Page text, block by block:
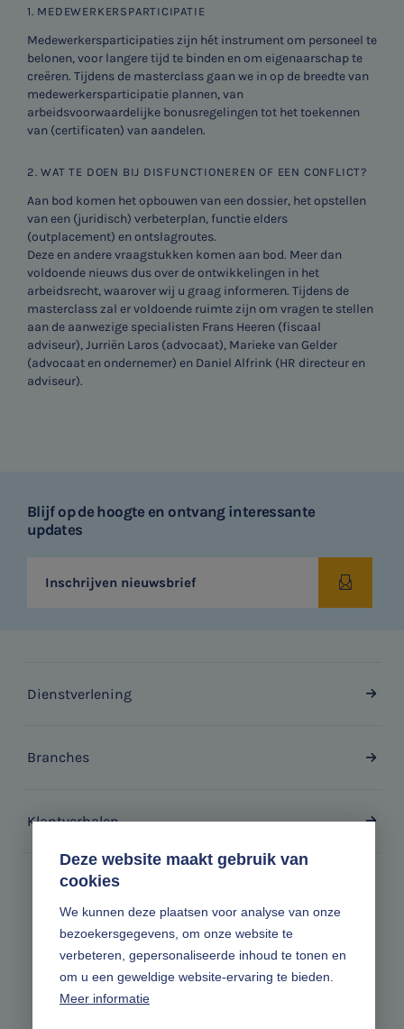
Deze website maakt gebruik van
cookies
We kunnen deze plaatsen voor analyse van onze
bezoekersgegevens, om onze website te
verbeteren, gepersonaliseerde inhoud te tonen en
om u een geweldige website-ervaring te bieden.
Meer informatie
HR Advies
Agro
Vacatures
1. MEDEWERKERSPARTICIPATIE
Medewerkersparticipaties zijn hét instrument om personeel te
belonen, voor langere tijd te binden en om eigenaarschap te
creëren. Tijdens de masterclass gaan we in op de breedte van
medewerkersparticipatie plannen, van
arbeidsvoorwaardelijke bonusregelingen tot het toekennen
van (certificaten) van aandelen.
2. WAT TE DOEN BIJ DISFUNCTIONEREN OF EEN CONFLICT?
Aan bod komen het opbouwen van een dossier, het opstellen
van een (juridisch) verbeterplan, functie elders
(outplacement) en ontslagroutes.
Deze en andere vraagstukken komen aan bod. Meer dan
voldoende nieuws dus over de ontwikkelingen in het
arbeidsrecht, waarover wij u graag informeren. Tijdens de
masterclass zal er voldoende ruimte zijn om vragen te stellen
aan de aanwezige specialisten Frans Heeren (fiscaal
adviseur), Jurriën Laros (advocaat), Marieke van Gelder
(advocaat en ondernemer) en Daniel Alfrink (HR directeur en
adviseur).
Blijf op de hoogte en ontvang interessante
updates
Inschrijven nieuwsbrief
Dienstverlening
Branches
Klantverhalen
Volg ons online